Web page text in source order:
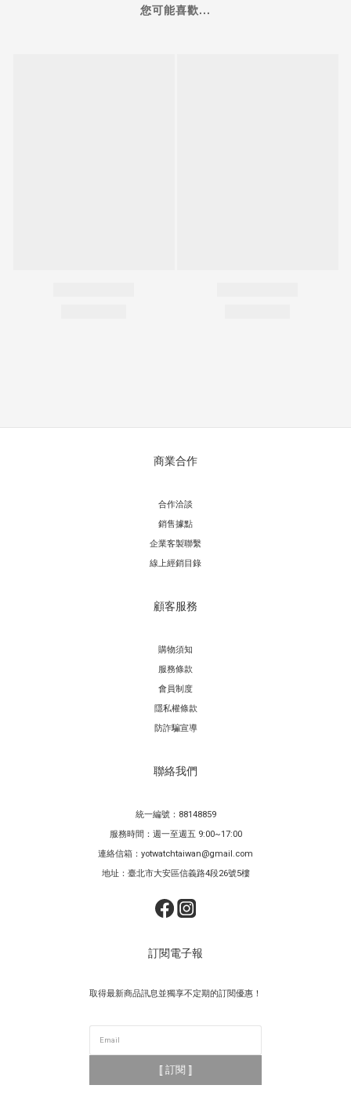
您可能喜歡...
商業合作
合作洽談
銷售據點
企業客製聯繫
線上經銷目錄
顧客服務
購物須知
服務條款
會員制度
隱私權條款
防詐騙宣導
聯絡我們
統一編號：88148859
服務時間：週一至週五 9:00~17:00
連絡信箱：yotwatchtaiwan@gmail.com
地址：臺北市大安區信義路4段26號5樓
訂閱電子報
取得最新商品訊息並獨享不定期的訂閱優惠！
⟦ 訂閱 ⟧